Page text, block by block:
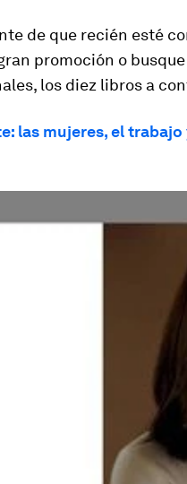
de que recién esté
promoción o
los diez libros a
las mujeres, el